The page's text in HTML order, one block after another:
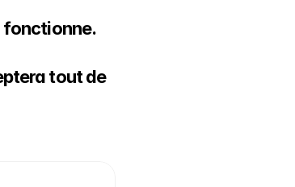
fonctionne.
tout de